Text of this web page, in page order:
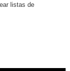
listas de